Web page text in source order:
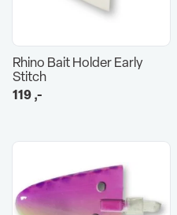
Rhino Bait Holder Early
Stitch
119,-